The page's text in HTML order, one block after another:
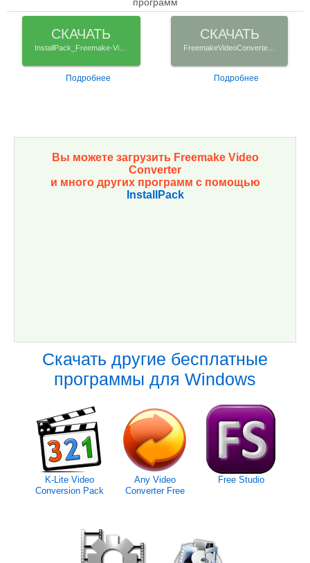
СКАЧАТЬ
InstallPack_Freemake-Video-Converter.exe
Подробнее
СКАЧАТЬ
FreemakeVideoConverter_Rus_Setup.exe
Подробнее
Вы можете загрузить Freemake Video
Converter
и много других программ с помощью
InstallPack
Скачать другие бесплатные
программы для Windows
K-Lite Video
Conversion Pack
Any Video
Converter Free
Free Studio